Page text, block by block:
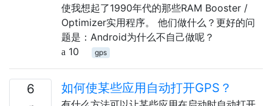
使我想起了1990年代的那些RAM Booster /
Optimizer实用程序。 他们做什么？更好的问
题是：Android为什么不自己做呢？
10
gps
6 如何使某些应用自动打开GPS？